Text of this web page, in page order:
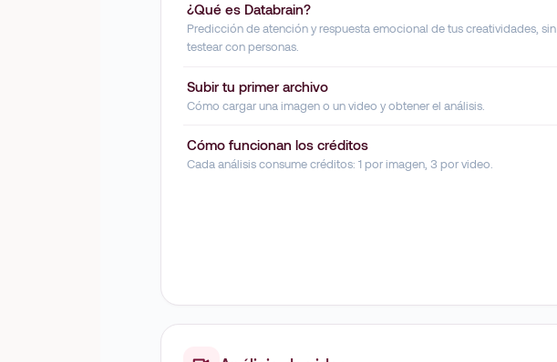
¿Qué es Databrain?
Predicción de atención y respuesta emocional de tus creatividades, sin
testear con personas.
Subir tu primer archivo
Cómo cargar una imagen o un video y obtener el análisis.
Cómo funcionan los créditos
Cada análisis consume créditos: 1 por imagen, 3 por video.